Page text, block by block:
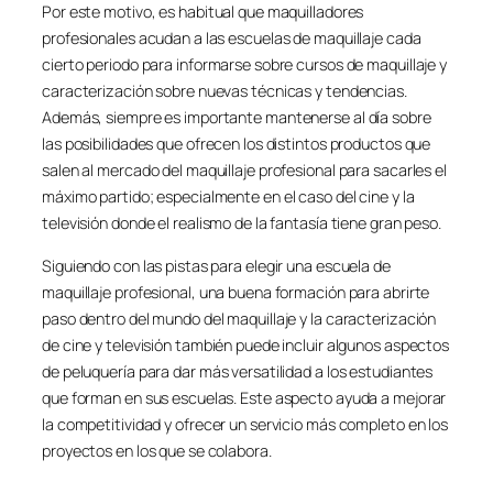
Por este motivo, es habitual que maquilladores
profesionales acudan a las escuelas de maquillaje cada
cierto periodo para informarse sobre cursos de maquillaje y
caracterización sobre nuevas técnicas y tendencias.
Además, siempre es importante mantenerse al día sobre
las posibilidades que ofrecen los distintos productos que
salen al mercado del maquillaje profesional para sacarles el
máximo partido; especialmente en el caso del cine y la
televisión donde el realismo de la fantasía tiene gran peso.
Siguiendo con las pistas para elegir una escuela de
maquillaje profesional, una buena formación para abrirte
paso dentro del mundo del maquillaje y la caracterización
de cine y televisión también puede incluir algunos aspectos
de peluquería para dar más versatilidad a los estudiantes
que forman en sus escuelas. Este aspecto ayuda a mejorar
la competitividad y ofrecer un servicio más completo en los
proyectos en los que se colabora.